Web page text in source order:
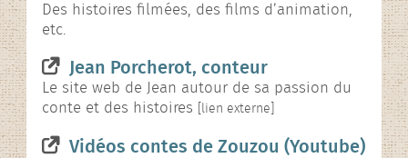
Des histoires filmées, des films d’animation,
etc.
Jean Porcherot, conteur
Le site web de Jean autour de sa passion du
conte et des histoires
[lien externe]
Vidéos contes de Zouzou (Youtube)